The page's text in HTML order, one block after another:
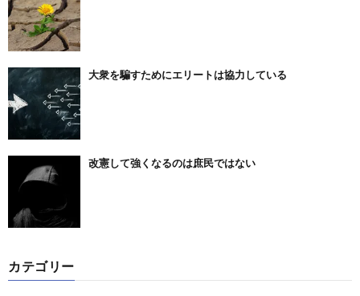
大衆を騙すためにエリートは協力している
改憲して強くなるのは庶民ではない
カテゴリー